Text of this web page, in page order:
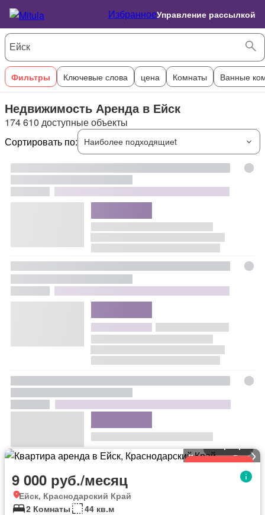
ИзбранноеУправление рассылкой
Фильтры Ключевые слова цена Комнаты Ванные
Недвижимость Аренда в Ейск
174 610 доступные объекты
Сортировать по:
Наиболее подходящиеt
Посмотреть Фото
Квартира
9 000 руб./месяц
Ейск, Краснодарский Край
2 Комнаты
44 кв.м